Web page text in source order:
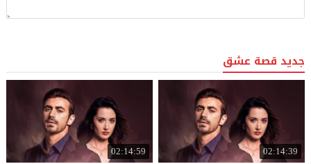
جديد قصة عشق
02:14:39
02:14:59